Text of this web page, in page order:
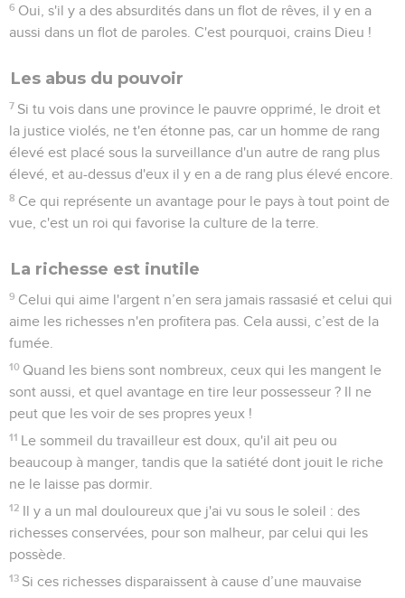
6 Oui, s'il y a des absurdités dans un flot de rêves, il y en a
aussi dans un flot de paroles. C'est pourquoi, crains Dieu !
Les abus du pouvoir
7 Si tu vois dans une province le pauvre opprimé, le droit et
la justice violés, ne t'en étonne pas, car un homme de rang
élevé est placé sous la surveillance d'un autre de rang plus
élevé, et au-dessus d'eux il y en a de rang plus élevé encore.
8 Ce qui représente un avantage pour le pays à tout point de
vue, c'est un roi qui favorise la culture de la terre.
La richesse est inutile
9 Celui qui aime l'argent n’en sera jamais rassasié et celui qui
aime les richesses n'en profitera pas. Cela aussi, c’est de la
fumée.
10 Quand les biens sont nombreux, ceux qui les mangent le
sont aussi, et quel avantage en tire leur possesseur ? Il ne
peut que les voir de ses propres yeux !
11 Le sommeil du travailleur est doux, qu'il ait peu ou
beaucoup à manger, tandis que la satiété dont jouit le riche
ne le laisse pas dormir.
12 Il y a un mal douloureux que j'ai vu sous le soleil : des
richesses conservées, pour son malheur, par celui qui les
possède.
13 Si ces richesses disparaissent à cause d’une mauvaise